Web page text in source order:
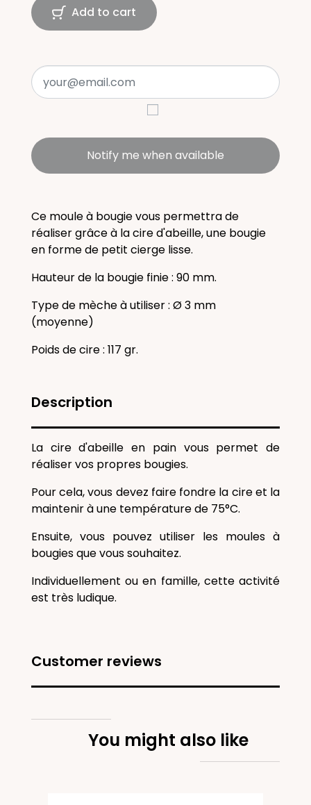
Add to cart
Notify me when available
Ce moule à bougie vous permettra de
réaliser grâce à la cire d'abeille, une bougie
en forme de petit cierge lisse.
Hauteur de la bougie finie : 90 mm.
Type de mèche à utiliser : Ø 3 mm
(moyenne)
Poids de cire : 117 gr.
Description
La cire d'abeille en pain vous permet de
réaliser vos propres bougies.
Pour cela, vous devez faire fondre la cire et la
maintenir à une température de 75°C.
Ensuite, vous pouvez utiliser les moules à
bougies que vous souhaitez.
Individuellement ou en famille, cette activité
est très ludique.
Customer reviews
You might also like